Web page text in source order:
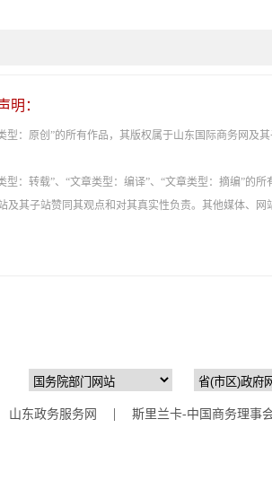
明：
型：原创”的所有作品，其版权属于山东国际商务网及
型：转载”、“文章类型：编译”、“文章类型：摘编”的
及其子站赞同其观点和对其真实性负责。其他媒体、